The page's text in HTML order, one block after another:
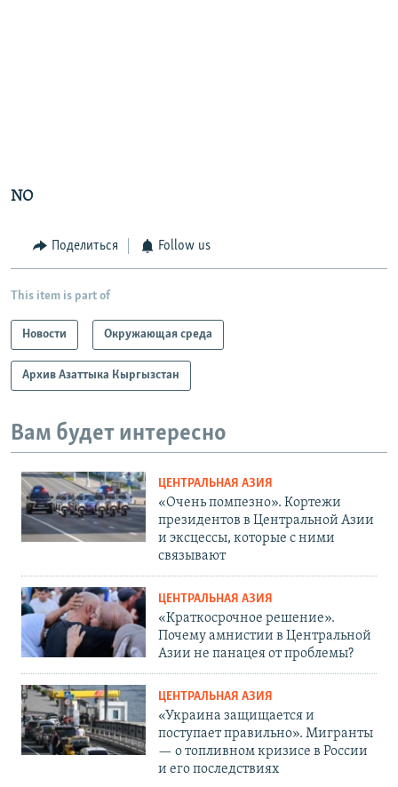
NO
Поделиться Follow us
This item is part of
Новости Окружающая среда
Архив Азаттыка Кыргызстан
Вам будет интересно
ЦЕНТРАЛЬНАЯ АЗИЯ
«Очень помпезно». Кортежи
президентов в Центральной Азии
и эксцессы, которые с ними
связывают
ЦЕНТРАЛЬНАЯ АЗИЯ
«Краткосрочное решение».
Почему амнистии в Центральной
Азии не панацея от проблемы?
ЦЕНТРАЛЬНАЯ АЗИЯ
«Украина защищается и
поступает правильно». Мигранты
— о топливном кризисе в России
и его последствиях